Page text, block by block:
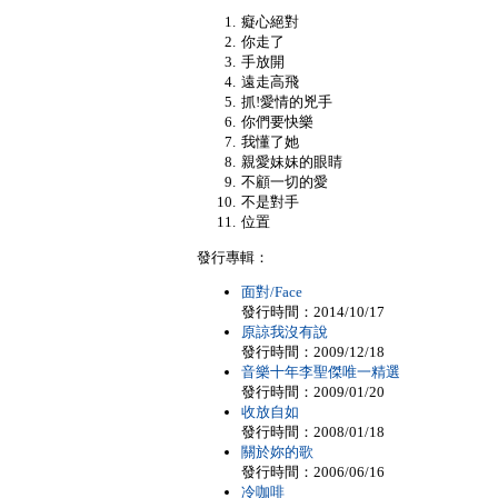
癡心絕對
你走了
手放開
遠走高飛
抓!愛情的兇手
你們要快樂
我懂了她
親愛妹妹的眼睛
不顧一切的愛
不是對手
位置
發行專輯：
面對/Face
發行時間：2014/10/17
原諒我沒有說
發行時間：2009/12/18
音樂十年李聖傑唯一精選
發行時間：2009/01/20
收放自如
發行時間：2008/01/18
關於妳的歌
發行時間：2006/06/16
冷咖啡